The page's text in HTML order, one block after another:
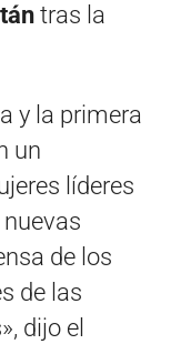
tras la
y la primera
un
líderes
de los
de las
dijo el